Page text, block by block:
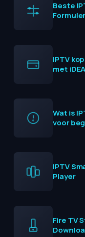
Beste
IPTV
met
Wat is
voor
IPTV
Player
Fire TV